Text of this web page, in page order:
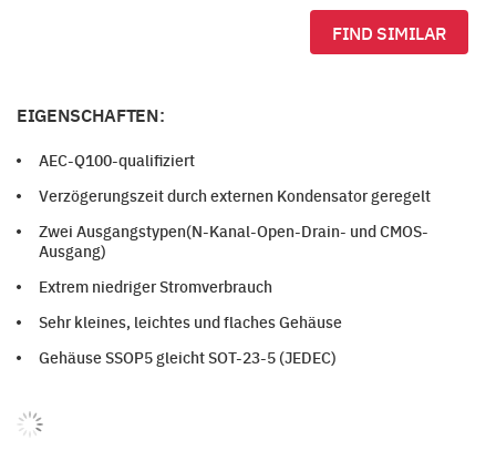
FIND SIMILAR
EIGENSCHAFTEN:
AEC-Q100-qualifiziert
Verzögerungszeit durch externen Kondensator geregelt
Zwei Ausgangstypen(N-Kanal-Open-Drain- und CMOS-
Ausgang)
Extrem niedriger Stromverbrauch
Sehr kleines, leichtes und flaches Gehäuse
Gehäuse SSOP5 gleicht SOT-23-5 (JEDEC)